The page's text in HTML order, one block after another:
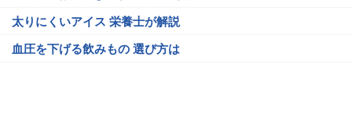
太りにくいアイス 栄養士が解説
血圧を下げる飲みもの 選び方は